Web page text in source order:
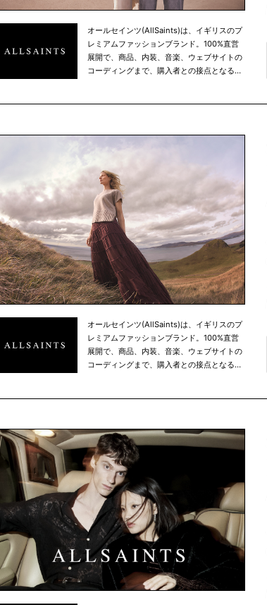
オールセインツ(AllSaints)は、イギリスのプ
レミアムファッションブランド。100%直営
展開で、商品、内装、音楽、ウェブサイトの
コーディングまで、購入者との接点となる場
オールセインツ(AllSaints)は、イギリスのプ
レミアムファッションブランド。100%直営
展開で、商品、内装、音楽、ウェブサイトの
コーディングまで、購入者との接点となる場